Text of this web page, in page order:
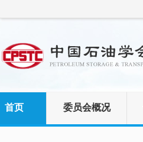
首页 委员会概况